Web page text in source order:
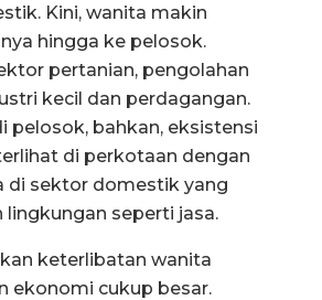
Kini, wanita makin
hingga ke pelosok.
pertanian, pengolahan
kecil dan perdagangan.
pelosok, bahkan, eksistensi
di perkotaan dengan
di sektor domestik yang
lingkungan seperti jasa.
keterlibatan wanita
ekonomi cukup besar.